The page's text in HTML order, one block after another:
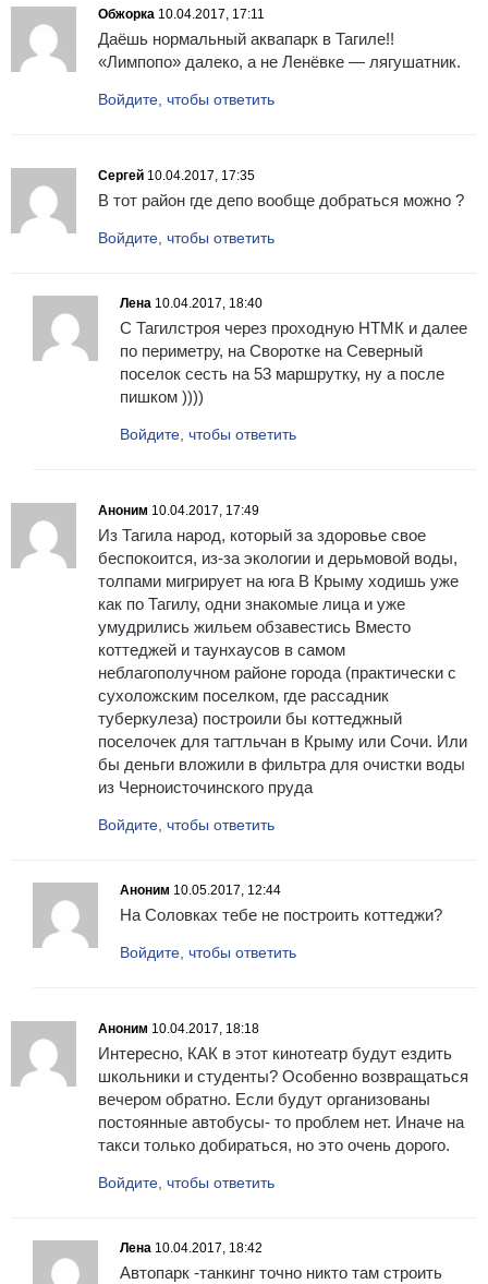
Обжорка 10.04.2017, 17:11
Даёшь нормальный аквапарк в Тагиле!!
«Лимпопо» далеко, а не Ленёвке — лягушатник.
Войдите, чтобы ответить
Сергей 10.04.2017, 17:35
В тот район где депо вообще добраться можно ?
Войдите, чтобы ответить
Лена 10.04.2017, 18:40
С Тагилстроя через проходную НТМК и далее
по периметру, на Своротке на Северный
поселок сесть на 53 маршрутку, ну а после
пишком ))))
Войдите, чтобы ответить
Аноним 10.04.2017, 17:49
Из Тагила народ, который за здоровье свое
беспокоится, из-за экологии и дерьмовой воды,
толпами мигрирует на юга В Крыму ходишь уже
как по Тагилу, одни знакомые лица и уже
умудрились жильем обзавестись Вместо
коттеджей и таунхаусов в самом
неблагополучном районе города (практически с
сухоложским поселком, где рассадник
туберкулеза) построили бы коттеджный
поселочек для тагтльчан в Крыму или Сочи. Или
бы деньги вложили в фильтра для очистки воды
из Черноисточинского пруда
Войдите, чтобы ответить
Аноним 10.05.2017, 12:44
На Соловках тебе не построить коттеджи?
Войдите, чтобы ответить
Аноним 10.04.2017, 18:18
Интересно, КАК в этот кинотеатр будут ездить
школьники и студенты? Особенно возвращаться
вечером обратно. Если будут организованы
постоянные автобусы- то проблем нет. Иначе на
такси только добираться, но это очень дорого.
Войдите, чтобы ответить
Лена 10.04.2017, 18:42
Автопарк -танкинг точно никто там строить